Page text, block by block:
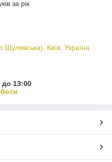
за рік
Шулявська), Київ, Україна
до 13:00